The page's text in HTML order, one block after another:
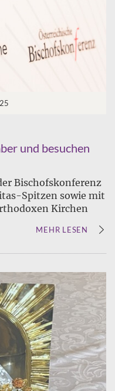
und besuchen
Bischofskonferenz
Spitzen sowie mit
Kirchen
MEHR LESEN